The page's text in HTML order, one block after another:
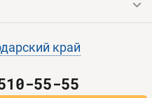
край
55-55